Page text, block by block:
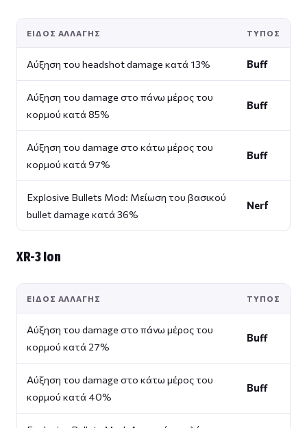
ΕΊΔΟΣ ΑΛΛΑΓΉΣ ΤΎΠΟΣ
Αύξηση του headshot damage κατά 13% Buff
Αύξηση του damage στο πάνω μέρος του
κορμού κατά 85%
Buff
Αύξηση του damage στο κάτω μέρος του
κορμού κατά 97%
Buff
Explosive Bullets Mod: Μείωση του βασικού
bullet damage κατά 36%
Nerf
XR-3 Ion
ΕΊΔΟΣ ΑΛΛΑΓΉΣ ΤΎΠΟΣ
Αύξηση του damage στο πάνω μέρος του
κορμού κατά 27%
Buff
Αύξηση του damage στο κάτω μέρος του
κορμού κατά 40%
Buff